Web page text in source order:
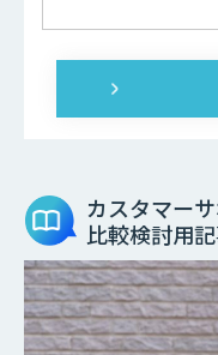
カスタマー
比較検討用